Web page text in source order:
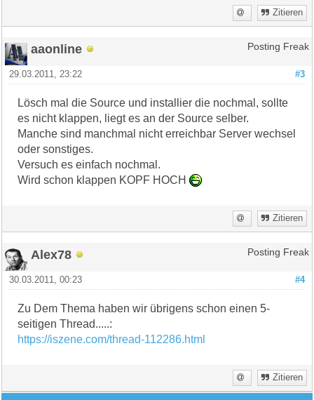
Zitieren
aaonline Posting Freak
#3
29.03.2011, 23:22
Lösch mal die Source und installier die nochmal, sollte
es nicht klappen, liegt es an der Source selber.
Manche sind manchmal nicht erreichbar Server wechsel
oder sonstiges.
Versuch es einfach nochmal.
Wird schon klappen KOPF HOCH
Zitieren
Alex78 Posting Freak
#4
30.03.2011, 00:23
Zu Dem Thema haben wir übrigens schon einen 5-
seitigen Thread.....:
https://iszene.com/thread-112286.html
Zitieren